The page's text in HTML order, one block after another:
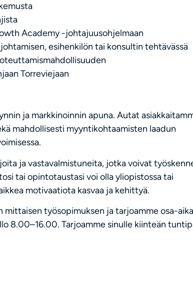
Academy -johtajuusohjelmaan
esihenkilön tai konsultin tehtävässä
Torreviejaan
ja markkinoinnin apuna. Autat
mahdollisesti myyntikohtaamisten laadun
ja vastavalmistuneita, jotka voivat
tai opintotaustasi voi olla yliopistossa tai
motivaatiota kasvaa ja kehittyä.
mittaisen työsopimuksen ja tarjoamme osa-
8.00–16.00. Tarjoamme sinulle kiinteän